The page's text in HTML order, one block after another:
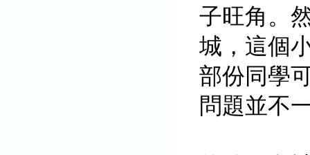
子旺角。
城，這個
部份同學
問題並不